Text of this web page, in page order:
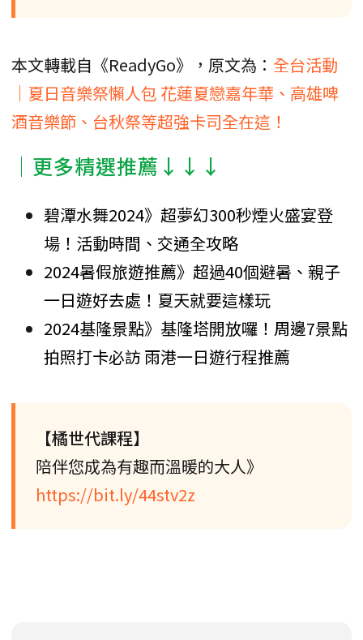
本文轉載自《ReadyGo》，原文為： 全台活動
｜夏日音樂祭懶人包 花蓮夏戀嘉年華、高雄啤
酒音樂節、台秋祭等超強卡司全在這！
│更多精選推薦↓↓↓
碧潭水舞2024》超夢幻300秒煙火盛宴登
場！活動時間、交通全攻略
2024暑假旅遊推薦》超過40個避暑、親子
一日遊好去處！夏天就要這樣玩
2024基隆景點》基隆塔開放囉！周邊7景點
拍照打卡必訪 雨港一日遊行程推薦
【橘世代課程】
陪伴您成為有趣而溫暖的大人》
https://bit.ly/44stv2z